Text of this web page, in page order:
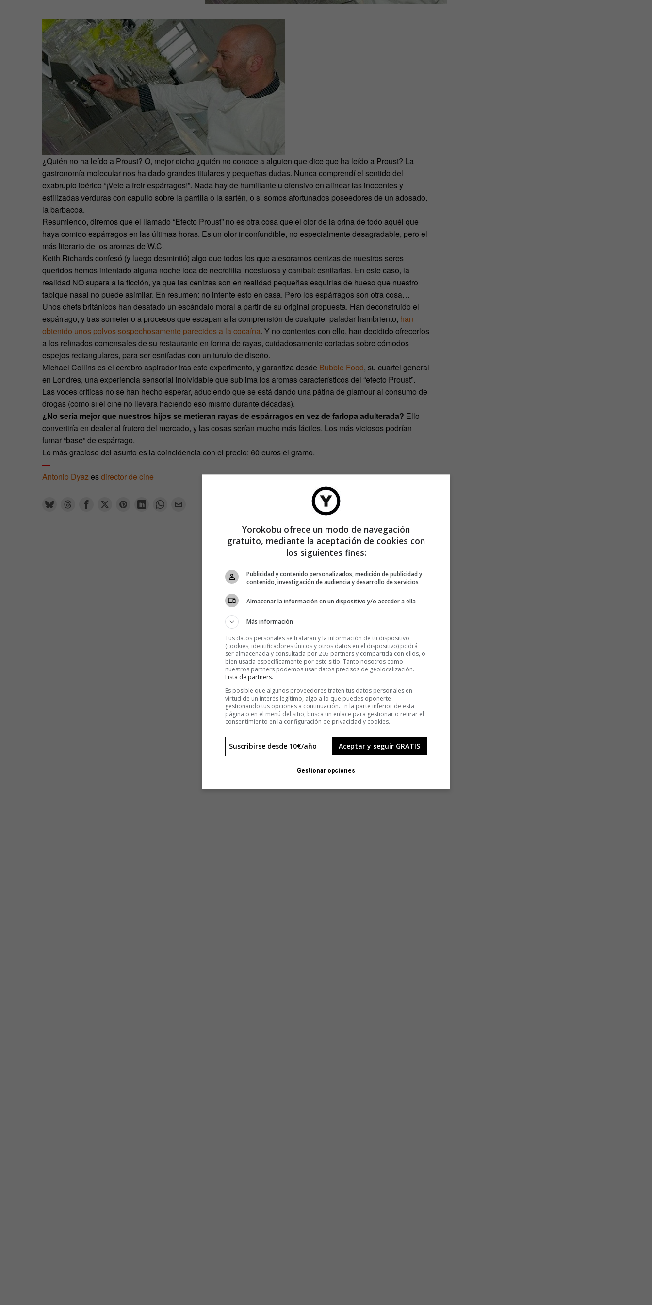
¿Quién no ha leído a Proust? O, mejor dicho ¿quién no conoce a alguien que dice que ha leído a Proust? La
gastronomía molecular nos ha dado grandes titulares y pequeñas dudas. Nunca comprendí el sentido del
exabrupto ibérico “¡Vete a freir espárragos!”. Nada hay de humillante u ofensivo en alinear las inocentes y
estilizadas verduras con capullo sobre la parrilla o la sartén, o si somos afortunados poseedores de un adosado,
la barbacoa.
Resumiendo, diremos que el llamado “Efecto Proust” no es otra cosa que el olor de la orina de todo aquél que
haya comido espárragos en las últimas horas. Es un olor inconfundible, no especialmente desagradable, pero el
más literario de los aromas de W.C.
Keith Richards confesó (y luego desmintió) algo que todos los que atesoramos cenizas de nuestros seres
queridos hemos intentado alguna noche loca de necrofilia incestuosa y caníbal: esnifarlas. En este caso, la
realidad NO supera a la ficción, ya que las cenizas son en realidad pequeñas esquirlas de hueso que nuestro
tabique nasal no puede asimilar. En resumen: no intente esto en casa. Pero los espárragos son otra cosa…
Unos chefs británicos han desatado un escándalo moral a partir de su original propuesta. Han deconstruido el
espárrago, y tras someterlo a procesos que escapan a la comprensión de cualquier paladar hambriento, han
obtenido unos polvos sospechosamente parecidos a la cocaína. Y no contentos con ello, han decidido ofrecerlos
a los refinados comensales de su restaurante en forma de rayas, cuidadosamente cortadas sobre cómodos
espejos rectangulares, para ser esnifadas con un turulo de diseño.
Michael Collins es el cerebro aspirador tras este experimento, y garantiza desde Bubble Food, su cuartel general
en Londres, una experiencia sensorial inolvidable que sublima los aromas característicos del “efecto Proust”.
Las voces críticas no se han hecho esperar, aduciendo que se está dando una pátina de glamour al consumo de
drogas (como si el cine no llevara haciendo eso mismo durante décadas).
¿No sería mejor que nuestros hijos se metieran rayas de espárragos en vez de farlopa adulterada? Ello
convertiría en dealer al frutero del mercado, y las cosas serían mucho más fáciles. Los más viciosos podrían
fumar “base” de espárrago.
Lo más gracioso del asunto es la coincidencia con el precio: 60 euros el gramo.
—
Antonio Dyaz esdirector de cine
Yorokobu ofrece un modo de navegación
gratuito, mediante la aceptación de cookies con
los siguientes fines:
Publicidad y contenido personalizados, medición de publicidad y
contenido, investigación de audiencia y desarrollo de servicios
Almacenar la información en un dispositivo y/o acceder a ella
Más información
Tus datos personales se tratarán y la información de tu dispositivo
(cookies, identificadores únicos y otros datos en el dispositivo) podrá
ser almacenada y consultada por 205 partners y compartida con ellos, o
bien usada específicamente por este sitio. Tanto nosotros como
nuestros partners podemos usar datos precisos de geolocalización.
Lista de partners.
Es posible que algunos proveedores traten tus datos personales en
virtud de un interés legítimo, algo a lo que puedes oponerte
gestionando tus opciones a continuación. En la parte inferior de esta
página o en el menú del sitio, busca un enlace para gestionar o retirar el
consentimiento en la configuración de privacidad y cookies.
Aceptar y seguir GRATIS
Suscribirse desde 10€/año
Gestionar opciones